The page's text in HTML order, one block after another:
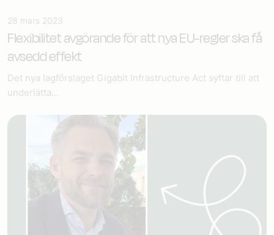
28 mars 2023
Flexibilitet avgörande för att nya EU-regler ska få
avsedd effekt
Det nya lagförslaget Gigabit Infrastructure Act syftar till att
underlätta...